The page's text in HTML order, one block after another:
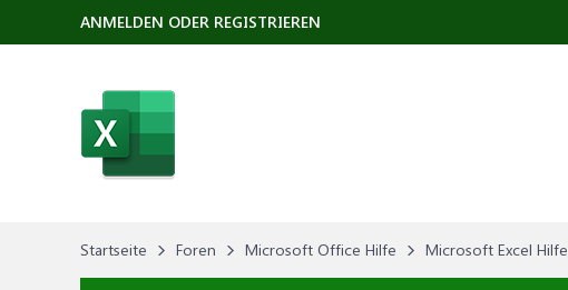
Startseite Foren Microsoft Office Hilfe Microsoft Excel Hilfe
ANMELDEN ODER REGISTRIEREN